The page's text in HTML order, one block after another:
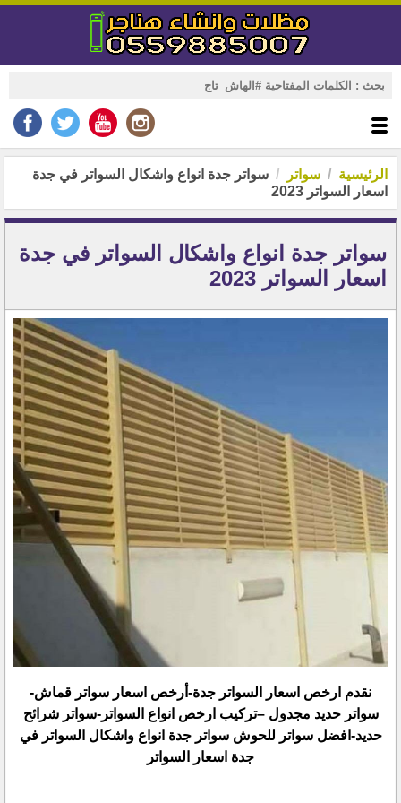
الرئيسية سواتر
سواتر جدة انواع واشكال السواتر في جدة
اسعار السواتر 2023
سواتر جدة انواع واشكال السواتر في جدة
اسعار السواتر 2023
نقدم ارخص اسعار السواتر جدة-أرخص اسعار سواتر قماش-
سواتر حديد مجدول –تركيب ارخص انواع السواتر-سواتر ‏شرائح
حديد-افضل سواتر للحوش سواتر جدة انواع واشكال السواتر في
جدة اسعار السواتر